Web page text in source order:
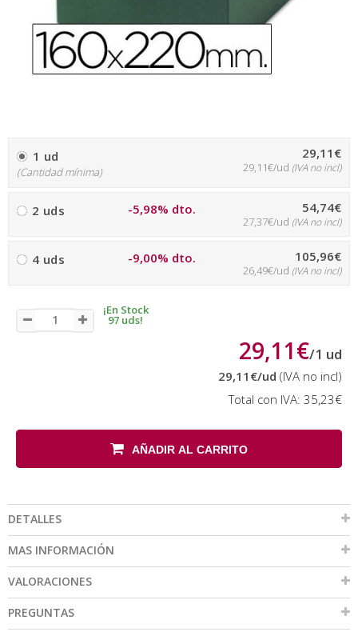
1 ud
(Cantidad mínima)
29,11€
29,11€/ud (IVA no incl)
2 uds -5,98% dto. 54,74€
27,37€/ud (IVA no incl)
4 uds -9,00% dto. 105,96€
26,49€/ud (IVA no incl)
¡En Stock
97 uds!
29,11€/1 ud
29,11€/ud (IVA no incl)
Total con IVA: 35,23€
AÑADIR AL CARRITO
DETALLES
MAS INFORMACIÓN
VALORACIONES
PREGUNTAS